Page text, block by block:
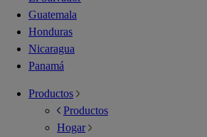
Guatemala
Honduras
Nicaragua
Panamá
Productos
Productos
Hogar